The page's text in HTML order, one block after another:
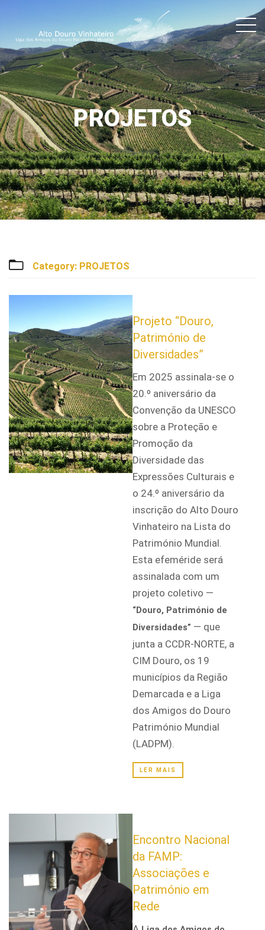
PROJETOS
Category: PROJETOS
Projeto “Douro,
Património de
Diversidades”
Em 2025 assinala-se o
20.º aniversário da
Convenção da UNESCO
sobre a Proteção e
Promoção da
Diversidade das
Expressões Culturais e
o 24.º aniversário da
inscrição do Alto Douro
Vinhateiro na Lista do
Património Mundial.
Esta efeméride será
assinalada com um
projeto coletivo —
“Douro, Património de
Diversidades” — que
junta a CCDR-NORTE, a
CIM Douro, os 19
municípios da Região
Demarcada e a Liga
dos Amigos do Douro
Património Mundial
(LADPM).
LER MAIS
Encontro Nacional
da FAMP:
Associações e
Património em
Rede